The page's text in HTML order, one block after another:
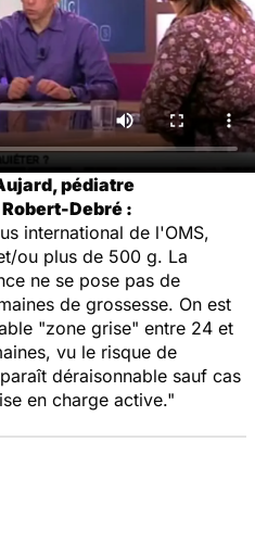
pédiatre
Debré :
international de l'OMS,
ou plus de 500 g. La
ne se pose pas de
de grossesse. On est
"zone grise" entre 24 et
vu le risque de
déraisonnable sauf cas
en charge active."